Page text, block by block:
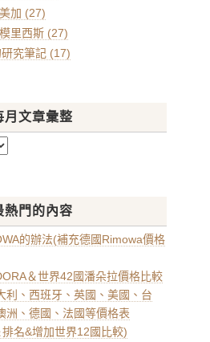
加 (27)
里西斯 (27)
究筆記 (17)
月文章彙整
熱門的內容
的辦法(補充德國Rimowa價格
＆世界42國潘朵拉價格比較
利、西班牙、英國、美國、台
洲、德國、法國等價格表
名&增加世界12國比較)